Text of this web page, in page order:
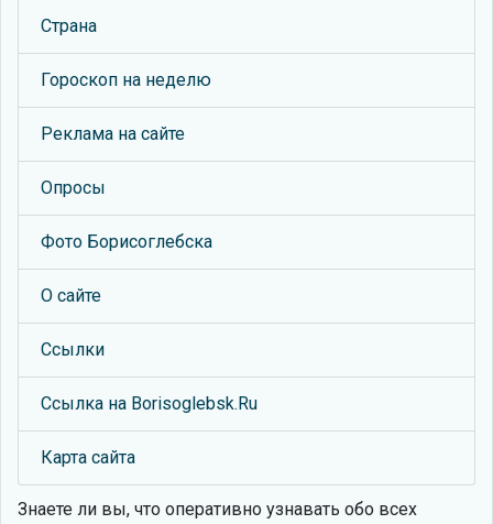
Страна
Гороскоп на неделю
Реклама на сайте
Опросы
Фото Борисоглебска
О сайте
Ссылки
Ссылка на Borisoglebsk.Ru
Карта сайта
Знаете ли вы, что оперативно узнавать обо всех